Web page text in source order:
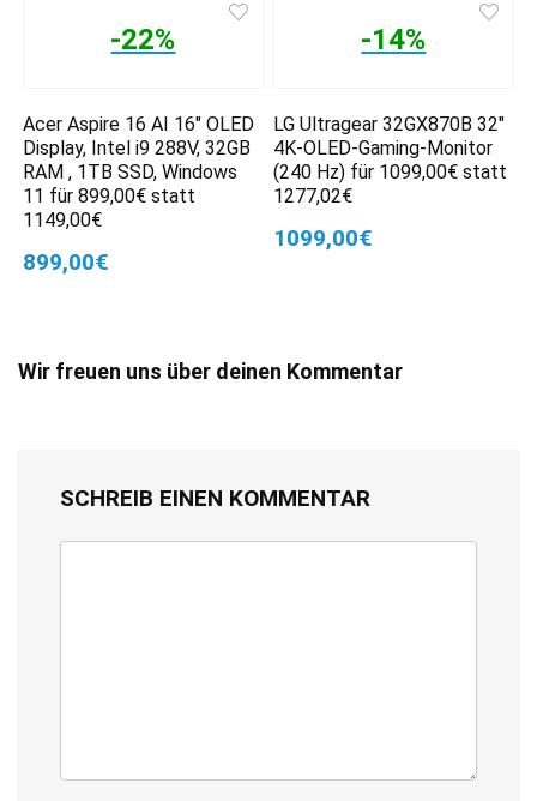
-22%
Acer Aspire 16 AI 16″ OLED
Display, Intel i9 288V, 32GB
RAM , 1TB SSD, Windows
11 für 899,00€ statt
1149,00€
899,00€
-14%
LG Ultragear 32GX870B 32″
4K-OLED-Gaming-Monitor
(240 Hz) für 1099,00€ statt
1277,02€
1099,00€
Wir freuen uns über deinen Kommentar
SCHREIB EINEN KOMMENTAR